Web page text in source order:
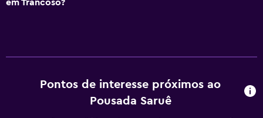
em Trancoso?
Pontos de interesse próximos ao
Pousada Saruê